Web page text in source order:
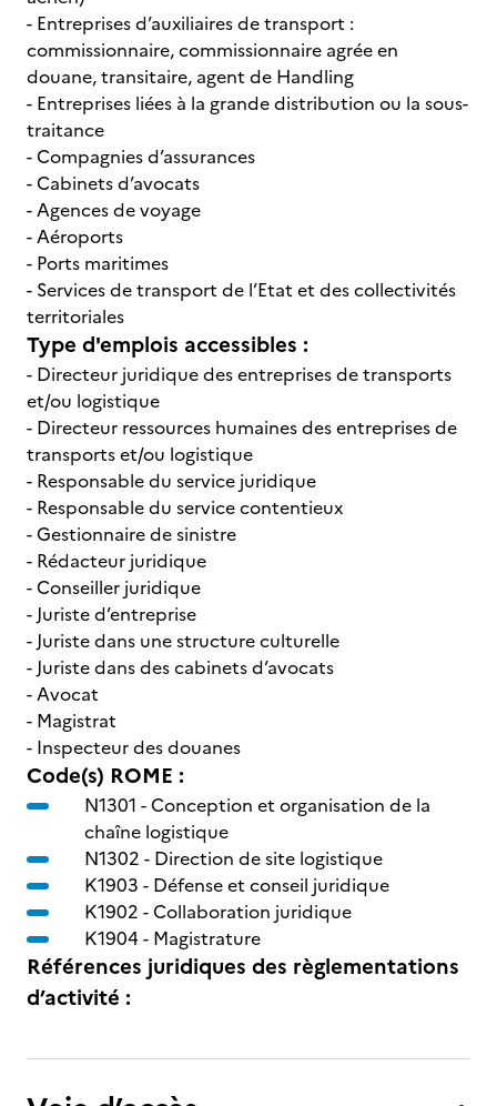
- Entreprises d’auxiliaires de transport :
commissionnaire, commissionnaire agrée en
douane, transitaire, agent de Handling
- Entreprises liées à la grande distribution ou la sous-
traitance
- Compagnies d’assurances
- Cabinets d’avocats
- Agences de voyage
- Aéroports
- Ports maritimes
- Services de transport de l’Etat et des collectivités
territoriales
Type d'emplois accessibles :
- Directeur juridique des entreprises de transports
et/ou logistique
- Directeur ressources humaines des entreprises de
transports et/ou logistique
- Responsable du service juridique
- Responsable du service contentieux
- Gestionnaire de sinistre
- Rédacteur juridique
- Conseiller juridique
- Juriste d’entreprise
- Juriste dans une structure culturelle
- Juriste dans des cabinets d’avocats
- Avocat
- Magistrat
- Inspecteur des douanes
Code(s) ROME :
N1301 -Conception et organisation de la
chaîne logistique
N1302 - Direction de site logistique
K1903 - Défense et conseil juridique
K1902 -Collaboration juridique
K1904 - Magistrature
Références juridiques des règlementations
d’activité :